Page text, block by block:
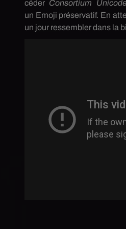
céder Consortium
un Emoji préservatif. En
un jour ressembler dans la